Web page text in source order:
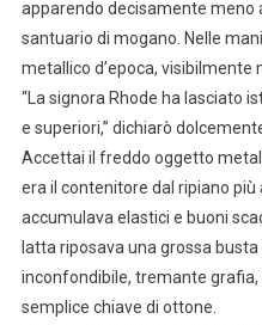
apparendo decisamente meno
santuario di mogano. Nelle
metallico d’epoca, visibilmente
“La signora Rhode ha lasciato
e superiori,” dichiarò
Accettai il freddo oggetto
era il contenitore dal ripiano più
accumulava elastici e buoni
latta riposava una grossa
inconfondibile, tremante grafia,
semplice chiave di ottone.